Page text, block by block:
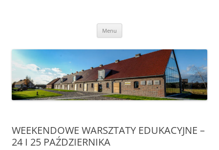
Ekologicznej w Zalesiu
Menu
WEEKENDOWE WARSZTATY EDUKACYJNE –
24 I 25 PAŹDZIERNIKA